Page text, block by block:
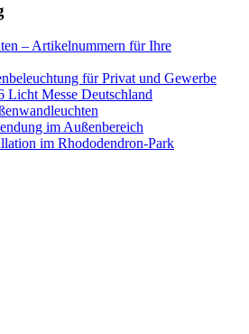
– Artikelnummern für Ihre
für Privat und Gewerbe
Messe Deutschland
im Außenbereich
im Rhododendron-Park